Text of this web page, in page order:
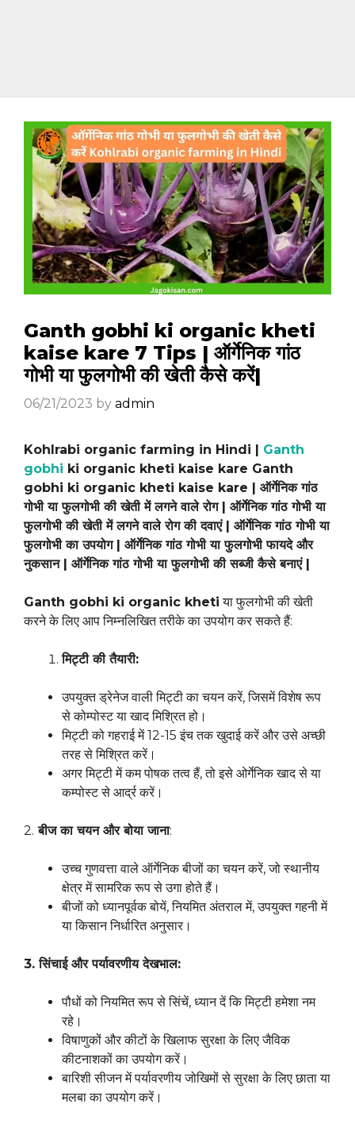
Ganth gobhi ki organic kheti
kaise kare 7 Tips | ऑर्गेनिक गांठ
गोभी या फुलगोभी की खेती कैसे करें|
06/21/2023 by admin
Kohlrabi organic farming in Hindi | Ganth
gobhi ki organic kheti kaise kare Ganth
gobhi ki organic kheti kaise kare | ऑर्गेनिक गांठ
गोभी या फुलगोभी की खेती में लगने वाले रोग | ऑर्गेनिक गांठ गोभी या
फुलगोभी की खेती में लगने वाले रोग की दवाएं | ऑर्गेनिक गांठ गोभी या
फुलगोभी का उपयोग | ऑर्गेनिक गांठ गोभी या फुलगोभी फायदे और
नुकसान | ऑर्गेनिक गांठ गोभी या फुलगोभी की सब्जी कैसे बनाएं |
Ganth gobhi ki organic kheti या फुलगोभी की खेती
करने के लिए आप निम्नलिखित तरीके का उपयोग कर सकते हैं:
मिट्टी की तैयारी:
उपयुक्त ड्रेनेज वाली मिट्टी का चयन करें, जिसमें विशेष रूप
से कोम्पोस्ट या खाद मिश्रित हो।
मिट्टी को गहराई में 12-15 इंच तक खुदाई करें और उसे अच्छी
तरह से मिश्रित करें।
अगर मिट्टी में कम पोषक तत्व हैं, तो इसे ओर्गेनिक खाद से या
कम्पोस्ट से आर्द्र करें।
2. बीज का चयन और बोया जाना:
उच्च गुणवत्ता वाले ऑर्गेनिक बीजों का चयन करें, जो स्थानीय
क्षेत्र में सामरिक रूप से उगा होते हैं।
बीजों को ध्यानपूर्वक बोयें, नियमित अंतराल में, उपयुक्त गहनी में
या किसान निर्धारित अनुसार।
3. सिंचाई और पर्यावरणीय देखभाल:
पौधों को नियमित रूप से सिंचें, ध्यान दें कि मिट्टी हमेशा नम
रहे।
विषाणुकों और कीटों के खिलाफ सुरक्षा के लिए जैविक
कीटनाशकों का उपयोग करें।
बारिशी सीजन में पर्यावरणीय जोखिमों से सुरक्षा के लिए छाता या
मलबा का उपयोग करें।